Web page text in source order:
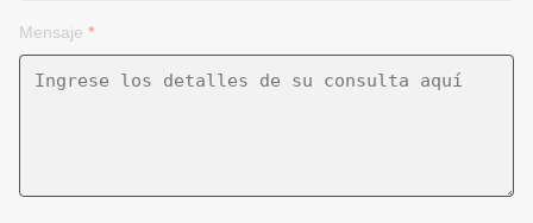
Mensaje *